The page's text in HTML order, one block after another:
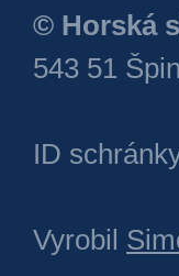
© Horská
543 51
ID
Vyrobil